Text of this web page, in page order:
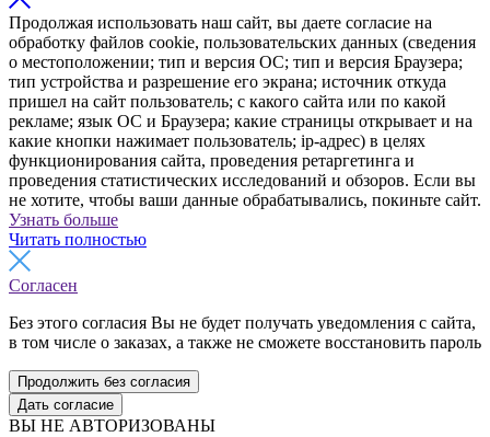
Продолжая использовать наш сайт, вы даете согласие на
обработку файлов cookie, пользовательских данных (сведения
о местоположении; тип и версия ОС; тип и версия Браузера;
тип устройства и разрешение его экрана; источник откуда
пришел на сайт пользователь; с какого сайта или по какой
рекламе; язык ОС и Браузера; какие страницы открывает и на
какие кнопки нажимает пользователь; ip-адрес) в целях
функционирования сайта, проведения ретаргетинга и
проведения статистических исследований и обзоров. Если вы
не хотите, чтобы ваши данные обрабатывались, покиньте сайт.
Узнать больше
Читать полностью
Согласен
Без этого согласия Вы не будет получать уведомления с сайта,
в том числе о заказах, а также не сможете восстановить пароль
Продолжить без согласия
Дать согласие
ВЫ НЕ АВТОРИЗОВАНЫ